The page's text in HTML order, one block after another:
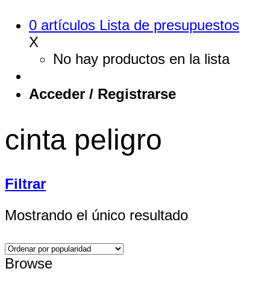
0 artículos Lista de presupuestos
X
No hay productos en la lista
Acceder / Registrarse
cinta peligro
Filtrar
Mostrando el único resultado
Browse